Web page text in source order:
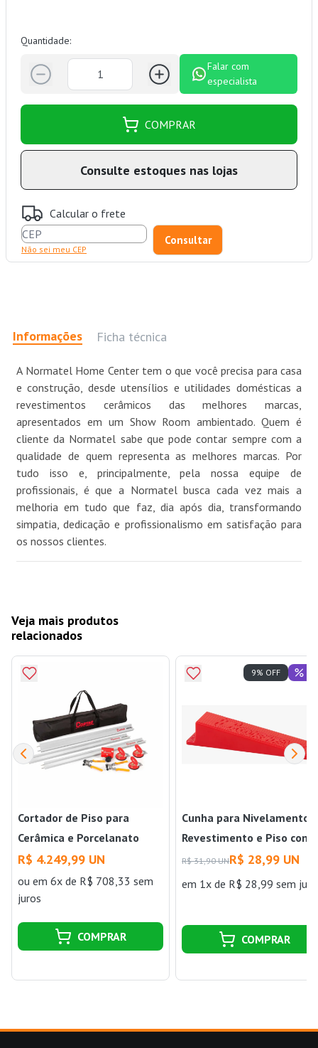
Quantidade:
Falar com
especialista
COMPRAR
Consulte estoques nas lojas
Calcular o frete
Não sei meu CEP
Informações Ficha técnica
A Normatel Home Center tem o que você precisa para casa
e construção, desde utensílios e utilidades domésticas a
revestimentos cerâmicos das melhores marcas,
apresentados em um Show Room ambientado. Quem é
cliente da Normatel sabe que pode contar sempre com a
qualidade de quem representa as melhores marcas. Por
tudo isso e, principalmente, pela nossa equipe de
profissionais, é que a Normatel busca cada vez mais a
melhoria em tudo que faz, dia após dia, transformando
simpatia, dedicação e profissionalismo em satisfação para
os nossos clientes.
Veja mais produtos
relacionados
Cortador de Piso para
Cerâmica e Porcelanato
Manual Cortag Infinity
340cm Cortag
R$ 4.249,99 UN
ou em 6x de R$ 708,33 sem
juros
COMPRAR
Cunha para Nivelamento
Revestimento e Piso com
100 peças Cinza Cortag
R$ 31,90 UNR$ 28,99 UN
em 1x de R$ 28,99 sem
9% OFF
COMPRAR